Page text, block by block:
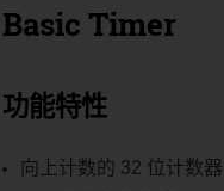
Basic Timer
功能特性
向上计数的 32 位计数器